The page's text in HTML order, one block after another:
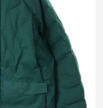
ォティックス ハードシェル
ンジャケット